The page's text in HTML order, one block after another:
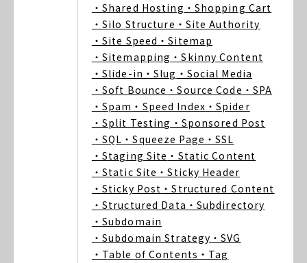
・Shared Hosting ・Shopping Cart
・Silo Structure ・Site Authority
・Site Speed ・Sitemap
・Sitemapping ・Skinny Content
・Slide-in ・Slug ・Social Media
・Soft Bounce ・Source Code ・SPA
・Spam ・Speed Index ・Spider
・Split Testing ・Sponsored Post
・SQL ・Squeeze Page ・SSL
・Staging Site ・Static Content
・Static Site ・Sticky Header
・Sticky Post ・Structured Content
・Structured Data ・Subdirectory
・Subdomain
・Subdomain Strategy ・SVG
・Table of Contents ・Tag